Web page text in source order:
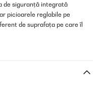
de siguranță integrată
picioarele reglabile pe
de suprafața pe care îl